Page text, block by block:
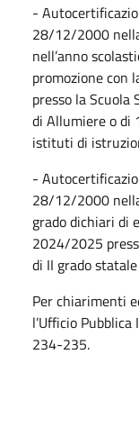
-
28/12/2000
nell’anno
promozione con
presso la Scuola
di Allumiere o di
istituti di
-
28/12/2000
grado dichiari di
2024/2025
di II grado
Per chiarimenti
l’Ufficio
234-235.